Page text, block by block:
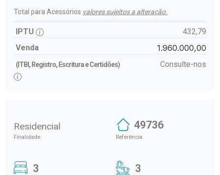
Total para Acessórios valores sujeitos a alteração.
IPTU
432,79
Venda
1.960.000,00
(ITBI, Registro, Escritura e Certidões) Consulte-nos
Residencial
Finalidade
49736
Referência
3 3